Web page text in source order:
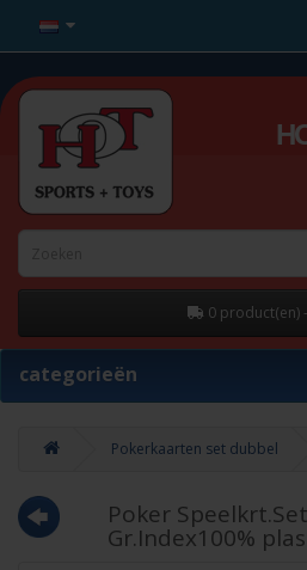
0 product(en)
categorieën
Pokerkaarten set dubbel
Poker Speelkrt.Set
Gr.Index100%